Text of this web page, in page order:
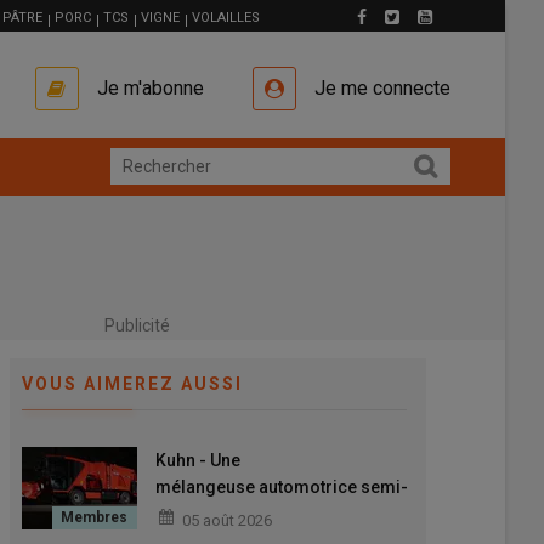
PÂTRE PORC TCS VIGNE VOLAILLES
Je m'abonne Je me connecte
Publicité
VOUS AIMEREZ AUSSI
Kuhn - Une
mélangeuse automotrice semi-
autonome avec l’Antea Intense
05 août 2026